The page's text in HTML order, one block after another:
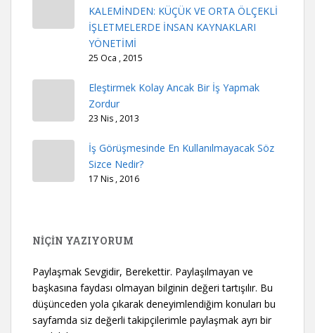
KALEMİNDEN: KÜÇÜK VE ORTA ÖLÇEKLİ
İŞLETMELERDE İNSAN KAYNAKLARI
YÖNETİMİ
25 Oca , 2015
Eleştirmek Kolay Ancak Bir İş Yapmak
Zordur
23 Nis , 2013
İş Görüşmesinde En Kullanılmayacak Söz
Sizce Nedir?
17 Nis , 2016
NİÇİN YAZIYORUM
Paylaşmak Sevgidir, Berekettir. Paylaşılmayan ve
başkasına faydası olmayan bilginin değeri tartışılır. Bu
düşünceden yola çıkarak deneyimlendiğim konuları bu
sayfamda siz değerli takipçilerimle paylaşmak ayrı bir